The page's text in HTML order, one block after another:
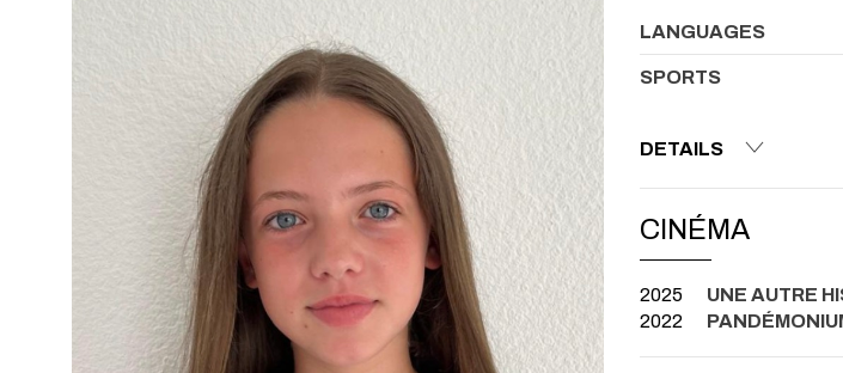
LANGUAGES
SPORTS
DETAILS
CINÉMA
2025 UNE AUTRE
2022